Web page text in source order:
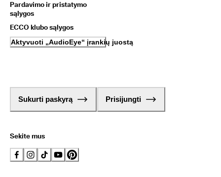
Pardavimo ir pristatymo
sąlygos
ECCO klubo sąlygos
Aktyvuoti „AudioEye“ įrankių juostą
Sukurti paskyrą Prisijungti
Sekite mus